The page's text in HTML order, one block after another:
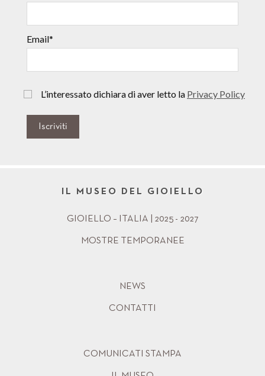
Email*
L’interessato dichiara di aver letto la Privacy Policy
Iscriviti
IL MUSEO DEL GIOIELLO
GIOIELLO – ITALIA | 2025 - 2027
MOSTRE TEMPORANEE
NEWS
CONTATTI
COMUNICATI STAMPA